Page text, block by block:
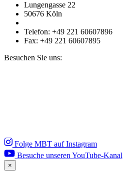
Lungengasse 22
50676 Köln
Telefon: +49 221 60607896
Fax: +49 221 60607895
Besuchen Sie uns:
Folge MBT auf Instagram
Besuche unseren YouTube-Kanal
×
Close